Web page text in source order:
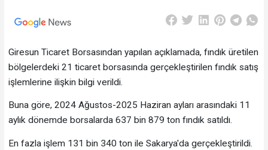
Giresun Ticaret Borsasından yapılan açıklamada, fındık üretilen
bölgelerdeki 21 ticaret borsasında gerçekleştirilen fındık satış
işlemlerine ilişkin bilgi verildi.
Buna göre, 2024 Ağustos-2025 Haziran ayları arasındaki 11
aylık dönemde borsalarda 637 bin 879 ton fındık satıldı.
En fazla işlem 131 bin 340 ton ile Sakarya'da gerçekleştirildi.